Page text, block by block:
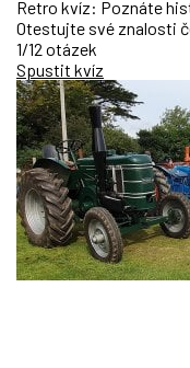
Retro kvíz: Poznáte
Otestujte své znalosti
1/12 otázek
Spustit kvíz